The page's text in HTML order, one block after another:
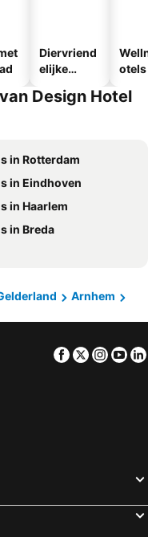
Diervriend
elijke
otels
Design Hotel
in Rotterdam
in Eindhoven
in Haarlem
in Breda
Arnhem
Facebook
Twitter